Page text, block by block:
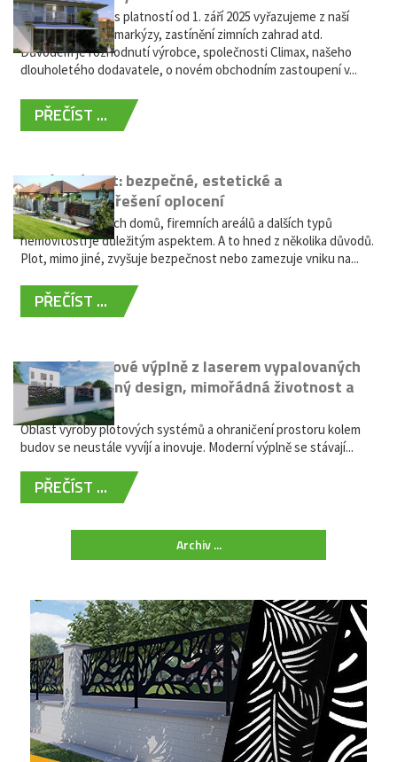
Vážení zákazníci, s platností od 1. září 2025 vyřazujeme z naší
nabídky výsuvné markýzy, zastínění zimních zahrad atd.
Důvodem je rozhodnutí výrobce, společnosti Climax, našeho
dlouholetého dodavatele, o novém obchodním zastoupení v...
PŘEČÍST ...
Hliníkový plot: bezpečné, estetické a
bezúdržbové řešení oplocení
Oplocení rodinných domů, firemních areálů a dalších typů
nemovitostí je důležitým aspektem. A to hned z několika důvodů.
Plot, mimo jiné, zvyšuje bezpečnost nebo zamezuje vniku na...
PŘEČÍST ...
Moderní plotové výplně z laserem vypalovaných
kovů: výjimečný design, mimořádná životnost a
žádná údržba
Oblast výroby plotových systémů a ohraničení prostoru kolem
budov se neustále vyvíjí a inovuje. Moderní výplně se stávají...
PŘEČÍST ...
Archiv ...